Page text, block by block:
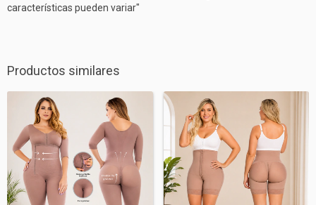
características pueden variar"
Productos similares